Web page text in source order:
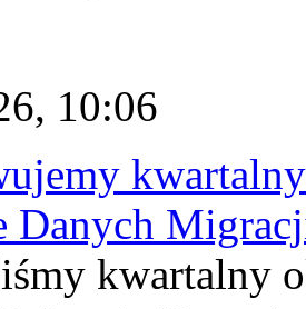
10:06
Danych
kwartalny